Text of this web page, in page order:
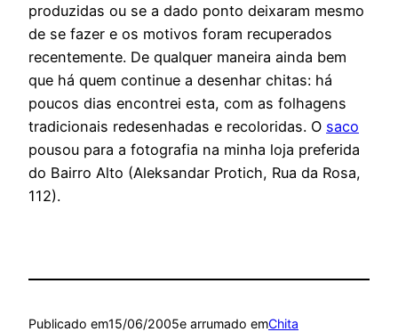
produzidas ou se a dado ponto deixaram mesmo
de se fazer e os motivos foram recuperados
recentemente. De qualquer maneira ainda bem
que há quem continue a desenhar chitas: há
poucos dias encontrei esta, com as folhagens
tradicionais redesenhadas e recoloridas. O saco
pousou para a fotografia na minha loja preferida
do Bairro Alto (Aleksandar Protich, Rua da Rosa,
112).
Publicado em15/06/2005e arrumado emChita